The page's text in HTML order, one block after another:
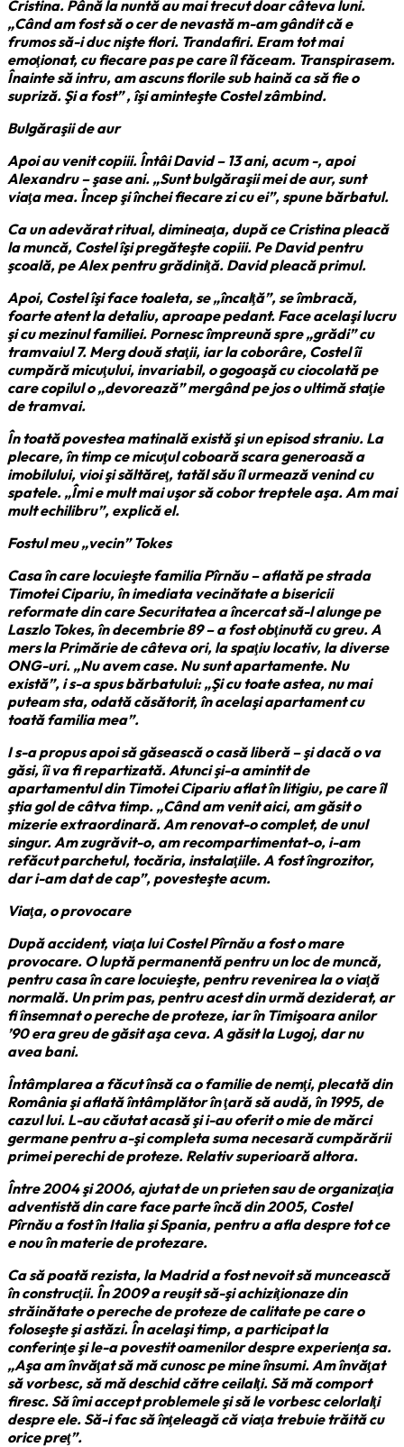
Cristina. Până la nuntă au mai trecut doar câteva luni.
„Când am fost să o cer de nevastă m-am gândit că e
frumos să-i duc nişte flori. Trandafiri. Eram tot mai
emoţionat, cu fiecare pas pe care îl făceam. Transpirasem.
Înainte să intru, am ascuns florile sub haină ca să fie o
supriză. Şi a fost” , îşi aminteşte Costel zâmbind.
Bulgăraşii de aur
Apoi au venit copiii. Întâi David – 13 ani, acum -, apoi
Alexandru – şase ani. „Sunt bulgăraşii mei de aur, sunt
viaţa mea. Încep şi închei fiecare zi cu ei”, spune bărbatul.
Ca un adevărat ritual, dimineaţa, după ce Cristina pleacă
la muncă, Costel îşi pregăteşte copiii. Pe David pentru
şcoală, pe Alex pentru grădiniţă. David pleacă primul.
Apoi, Costel îşi face toaleta, se „încalţă”, se îmbracă,
foarte atent la detaliu, aproape pedant. Face acelaşi lucru
şi cu mezinul familiei. Pornesc împreună spre „grădi” cu
tramvaiul 7. Merg două staţii, iar la coborâre, Costel îi
cumpără micuţului, invariabil, o gogoaşă cu ciocolată pe
care copilul o „devorează” mergând pe jos o ultimă staţie
de tramvai.
În toată povestea matinală există şi un episod straniu. La
plecare, în timp ce micuţul coboară scara generoasă a
imobilului, vioi şi săltăreţ, tatăl său îl urmează venind cu
spatele. „Îmi e mult mai uşor să cobor treptele aşa. Am mai
mult echilibru”, explică el.
Fostul meu „vecin” Tokes
Casa în care locuieşte familia Pîrnău – aflată pe strada
Timotei Cipariu, în imediata vecinătate a bisericii
reformate din care Securitatea a încercat să-l alunge pe
Laszlo Tokes, în decembrie 89 – a fost obţinută cu greu. A
mers la Primărie de câteva ori, la spaţiu locativ, la diverse
ONG-uri. „Nu avem case. Nu sunt apartamente. Nu
există”, i s-a spus bărbatului: „Şi cu toate astea, nu mai
puteam sta, odată căsătorit, în acelaşi apartament cu
toată familia mea”.
I s-a propus apoi să găsească o casă liberă – şi dacă o va
găsi, îi va fi repartizată. Atunci şi-a amintit de
apartamentul din Timotei Cipariu aflat în litigiu, pe care îl
ştia gol de câtva timp. „Când am venit aici, am găsit o
mizerie extraordinară. Am renovat-o complet, de unul
singur. Am zugrăvit-o, am recompartimentat-o, i-am
refăcut parchetul, tocăria, instalaţiile. A fost îngrozitor,
dar i-am dat de cap”, povesteşte acum.
Viaţa, o provocare
După accident, viaţa lui Costel Pîrnău a fost o mare
provocare. O luptă permanentă pentru un loc de muncă,
pentru casa în care locuieşte, pentru revenirea la o viaţă
normală. Un prim pas, pentru acest din urmă deziderat, ar
fi însemnat o pereche de proteze, iar în Timişoara anilor
’90 era greu de găsit aşa ceva. A găsit la Lugoj, dar nu
avea bani.
Întâmplarea a făcut însă ca o familie de nemţi, plecată din
România şi aflată întâmplător în ţară să audă, în 1995, de
cazul lui. L-au căutat acasă şi i-au oferit o mie de mărci
germane pentru a-şi completa suma necesară cumpărării
primei perechi de proteze. Relativ superioară altora.
Între 2004 şi 2006, ajutat de un prieten sau de organizaţia
adventistă din care face parte încă din 2005, Costel
Pîrnău a fost în Italia şi Spania, pentru a afla despre tot ce
e nou în materie de protezare.
Ca să poată rezista, la Madrid a fost nevoit să muncească
în construcţii. În 2009 a reuşit să-şi achiziţionaze din
străinătate o pereche de proteze de calitate pe care o
foloseşte şi astăzi. În acelaşi timp, a participat la
conferinţe şi le-a povestit oamenilor despre experienţa sa.
„Aşa am învăţat să mă cunosc pe mine însumi. Am învăţat
să vorbesc, să mă deschid către ceilalţi. Să mă comport
firesc. Să îmi accept problemele şi să le vorbesc celorlalţi
despre ele. Să-i fac să înţeleagă că viaţa trebuie trăită cu
orice preţ”.